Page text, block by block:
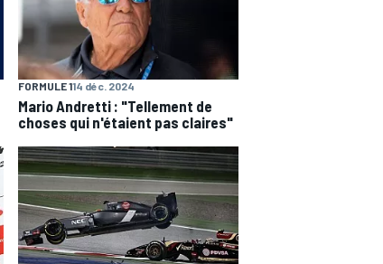
FORMULE 114 déc. 2024
Mario Andretti : "Tellement de
choses qui n'étaient pas claires"